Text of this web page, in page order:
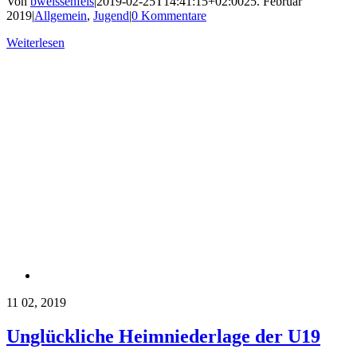
2019|Allgemein, Jugend|0 Kommentare
Weiterlesen
11 02, 2019
Unglückliche Heimniederlage der U19